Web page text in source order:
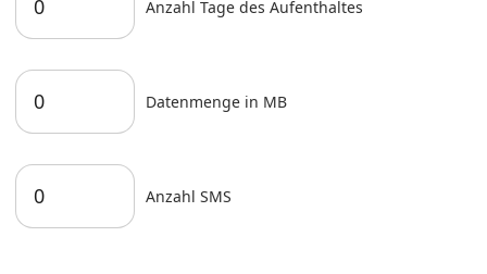
Anzahl Tage des Aufenthaltes
Datenmenge in MB
Anzahl SMS